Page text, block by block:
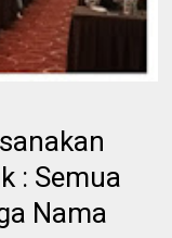
: Semua
Nama